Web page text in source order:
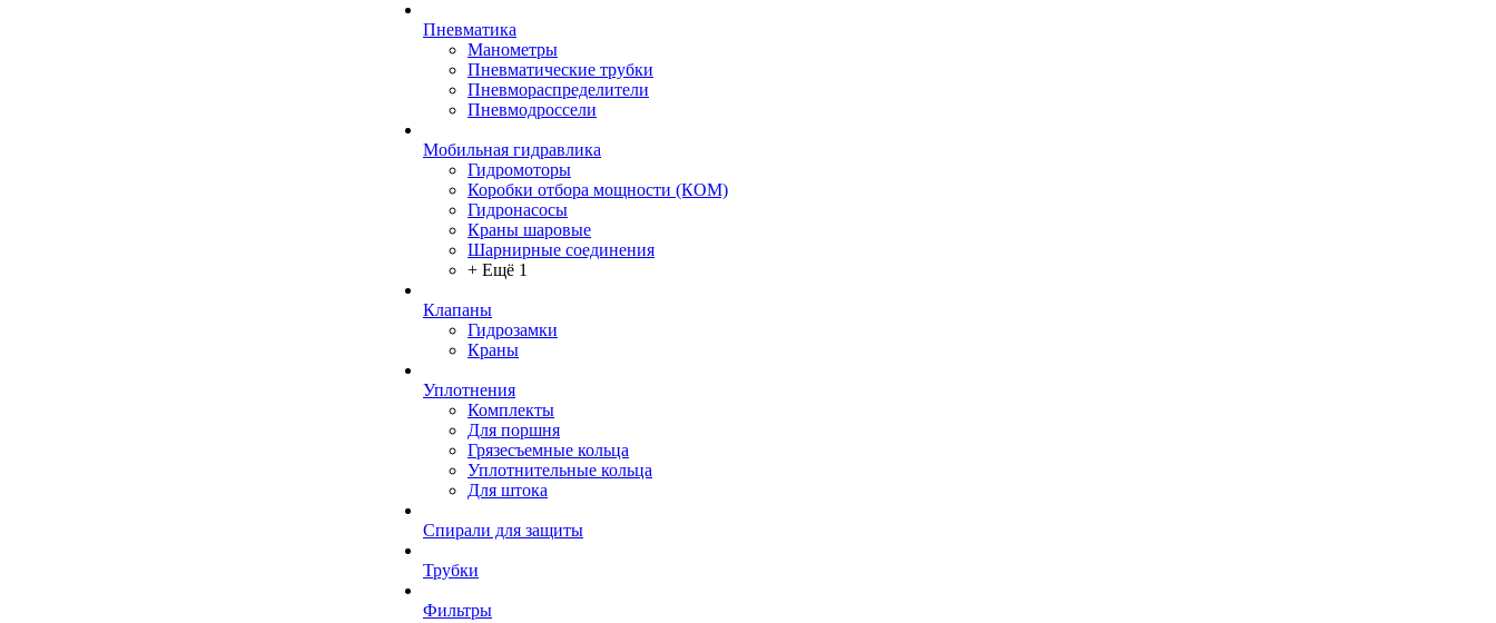
Пневматика
Манометры
Пневматические трубки
Пневмораспределители
Пневмодроссели
Мобильная гидравлика
Гидромоторы
Коробки отбора мощности (КОМ)
Гидронасосы
Краны шаровые
Шарнирные соединения
+ Ещё 1
Клапаны
Гидрозамки
Краны
Уплотнения
Комплекты
Для поршня
Грязесъемные кольца
Уплотнительные кольца
Для штока
Спирали для защиты
Трубки
Фильтры